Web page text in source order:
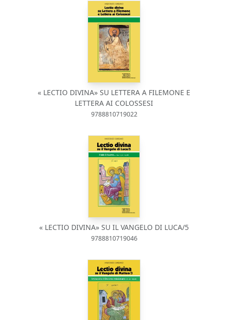
« LECTIO DIVINA» SU LETTERA A FILEMONE E
LETTERA AI COLOSSESI
9788810719022
« LECTIO DIVINA» SU IL VANGELO DI LUCA/5
9788810719046